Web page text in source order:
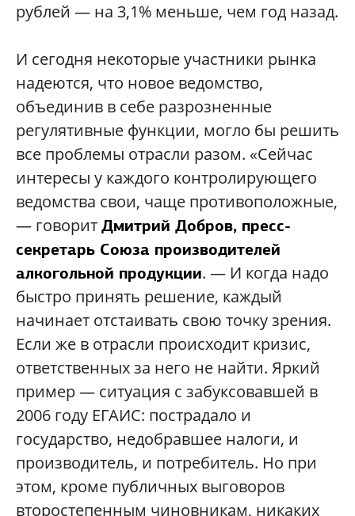
рублей — на 3,1% меньше, чем год назад.
И сегодня некоторые участники рынка
надеются, что новое ведомство,
объединив в себе разрозненные
регулятивные функции, могло бы решить
все проблемы отрасли разом. «Сейчас
интересы у каждого контролирующего
ведомства свои, чаще противоположные,
— говоритДмитрий Добров, пресс-
секретарь Союза производителей
алкогольной продукции. — И когда надо
быстро принять решение, каждый
начинает отстаивать свою точку зрения.
Если же в отрасли происходит кризис,
ответственных за него не найти. Яркий
пример — ситуация с забуксовавшей в
2006 году ЕГАИС: пострадало и
государство, недобравшее налоги, и
производитель, и потребитель. Но при
этом, кроме публичных выговоров
второстепенным чиновникам, никаких